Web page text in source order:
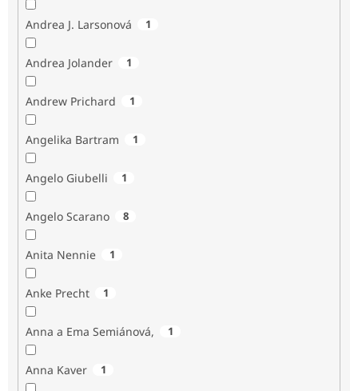
Andrea J. Larsonová 1
Andrea Jolander 1
Andrew Prichard 1
Angelika Bartram 1
Angelo Giubelli 1
Angelo Scarano 8
Anita Nennie 1
Anke Precht 1
Anna a Ema Semiánová, 1
Anna Kaver 1